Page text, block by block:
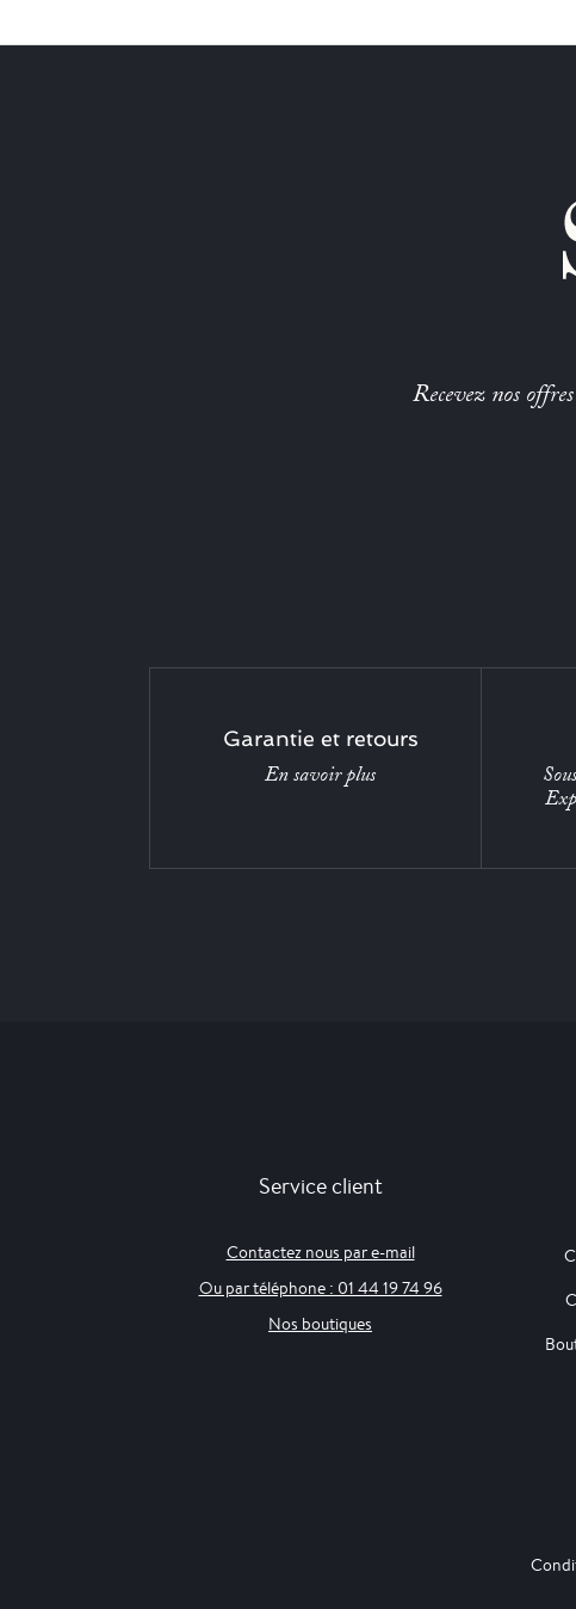
Recevez nos
Garantie et retours
En savoir plus
Service client
Contactez nous par e-mail
Ou par téléphone : 01 44 19 74 96
Nos boutiques